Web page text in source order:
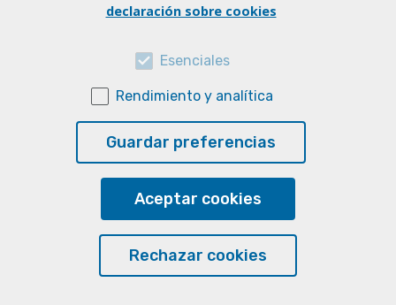
Idiomas:Francés
Digital en linea
Opción múltiple, Responder preguntas
sobre el audio, Con corrección automática
Acceder al recurso
declaración sobre cookies
Esenciales
Rendimiento y analítica
Guardar preferencias
Aceptar cookies
Rechazar cookies